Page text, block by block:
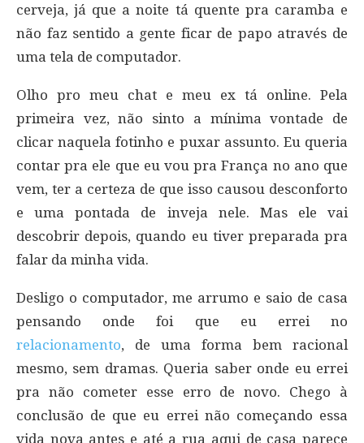
cerveja, já que a noite tá quente pra caramba e
não faz sentido a gente ficar de papo através de
uma tela de computador.
Olho pro meu chat e meu ex tá online. Pela
primeira vez, não sinto a mínima vontade de
clicar naquela fotinho e puxar assunto. Eu queria
contar pra ele que eu vou pra França no ano que
vem, ter a certeza de que isso causou desconforto
e uma pontada de inveja nele. Mas ele vai
descobrir depois, quando eu tiver preparada pra
falar da minha vida.
Desligo o computador, me arrumo e saio de casa
pensando onde foi que eu errei no
relacionamento, de uma forma bem racional
mesmo, sem dramas. Queria saber onde eu errei
pra não cometer esse erro de novo. Chego à
conclusão de que eu errei não começando essa
vida nova antes e até a rua aqui de casa parece